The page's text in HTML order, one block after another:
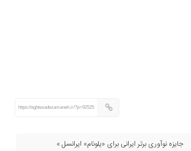
https://eghtesadezamaneh.ir/?p=92525
جایزه نوآوری برتر ایرانی برای «یلونام» ایرانسل »